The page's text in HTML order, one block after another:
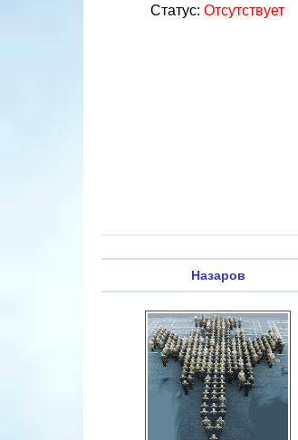
Статус: Отсутствует
Назаров